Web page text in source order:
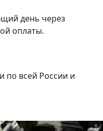
день через
оплаты.
по всей России и